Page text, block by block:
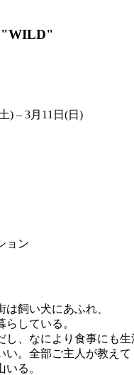
"WILD"
) – 3月11日(日)
ョン
飼い犬にあふれ、
している。
し、なにより食事にも生
。全部ご主人が教えて
る。